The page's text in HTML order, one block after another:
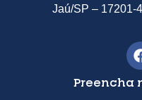
Jaú/SP – 17201-
Preencha